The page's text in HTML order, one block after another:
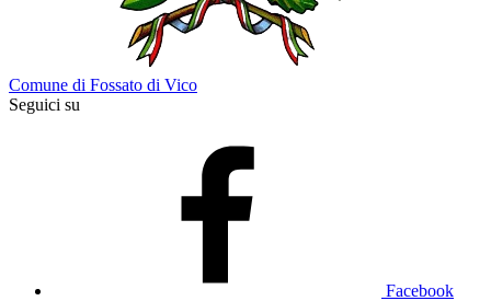
Comune di Fossato di Vico
Seguici su
Facebook